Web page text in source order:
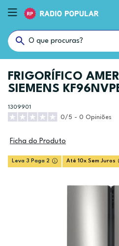
FRIGORÍFICO
SIEMENS
1309901
0/5 - 0 Opiniões
Ficha do Produto
Leva 3 Paga 2 Até 10x Sem Juros